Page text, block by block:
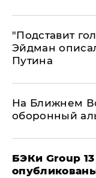
​"Подставит
Эйдман
Путина
На Ближнем
оборонный
​БЭКи Group